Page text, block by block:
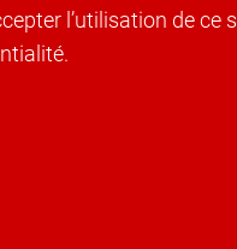
l’utilisation de